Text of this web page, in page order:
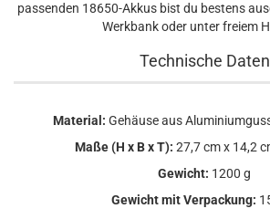
passenden 18650-Akkus bist du bestens
Werkbank oder unter freiem
Technische Daten
Material: Gehäuse aus
Maße (H x B x T): 27,7 cm x 14,2
Gewicht: 1200 g
Gewicht mit Verpackung: